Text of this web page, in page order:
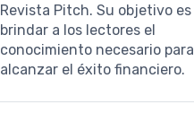
Revista Pitch. Su objetivo es
brindar a los lectores el
conocimiento necesario para
alcanzar el éxito financiero.